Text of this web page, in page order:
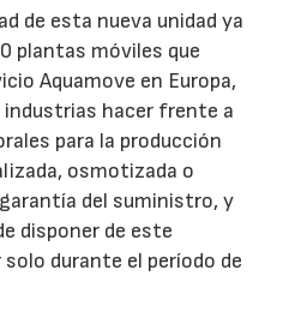
de esta nueva unidad ya
plantas móviles que
Aquamove en Europa,
industrias hacer frente a
para la producción
osmotizada o
del suministro, y
disponer de este
durante el período de